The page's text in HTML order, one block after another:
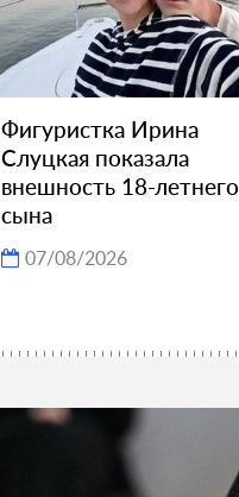
Фигуристка Ирина
Слуцкая показала
внешность 18-летнего
сына
07/08/2026